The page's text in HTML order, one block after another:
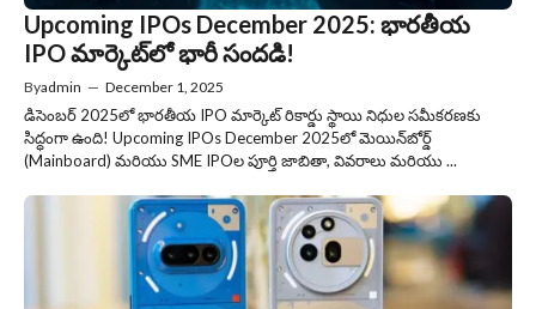
Upcoming IPOs December 2025: భారతీయ
IPO మార్కెట్‌లో భారీ సందడి!
Byadmin — December 1, 2025
డిసెంబర్ 2025లో భారతీయ IPO మార్కెట్ రికార్డు స్థాయి నిధుల సమీకరణకు
సిద్ధంగా ఉంది! Upcoming IPOs December 2025లో మెయిన్‌బోర్డ్
(Mainboard) మరియు SME IPOల పూర్తి జాబితా, వివరాలు మరియు ...